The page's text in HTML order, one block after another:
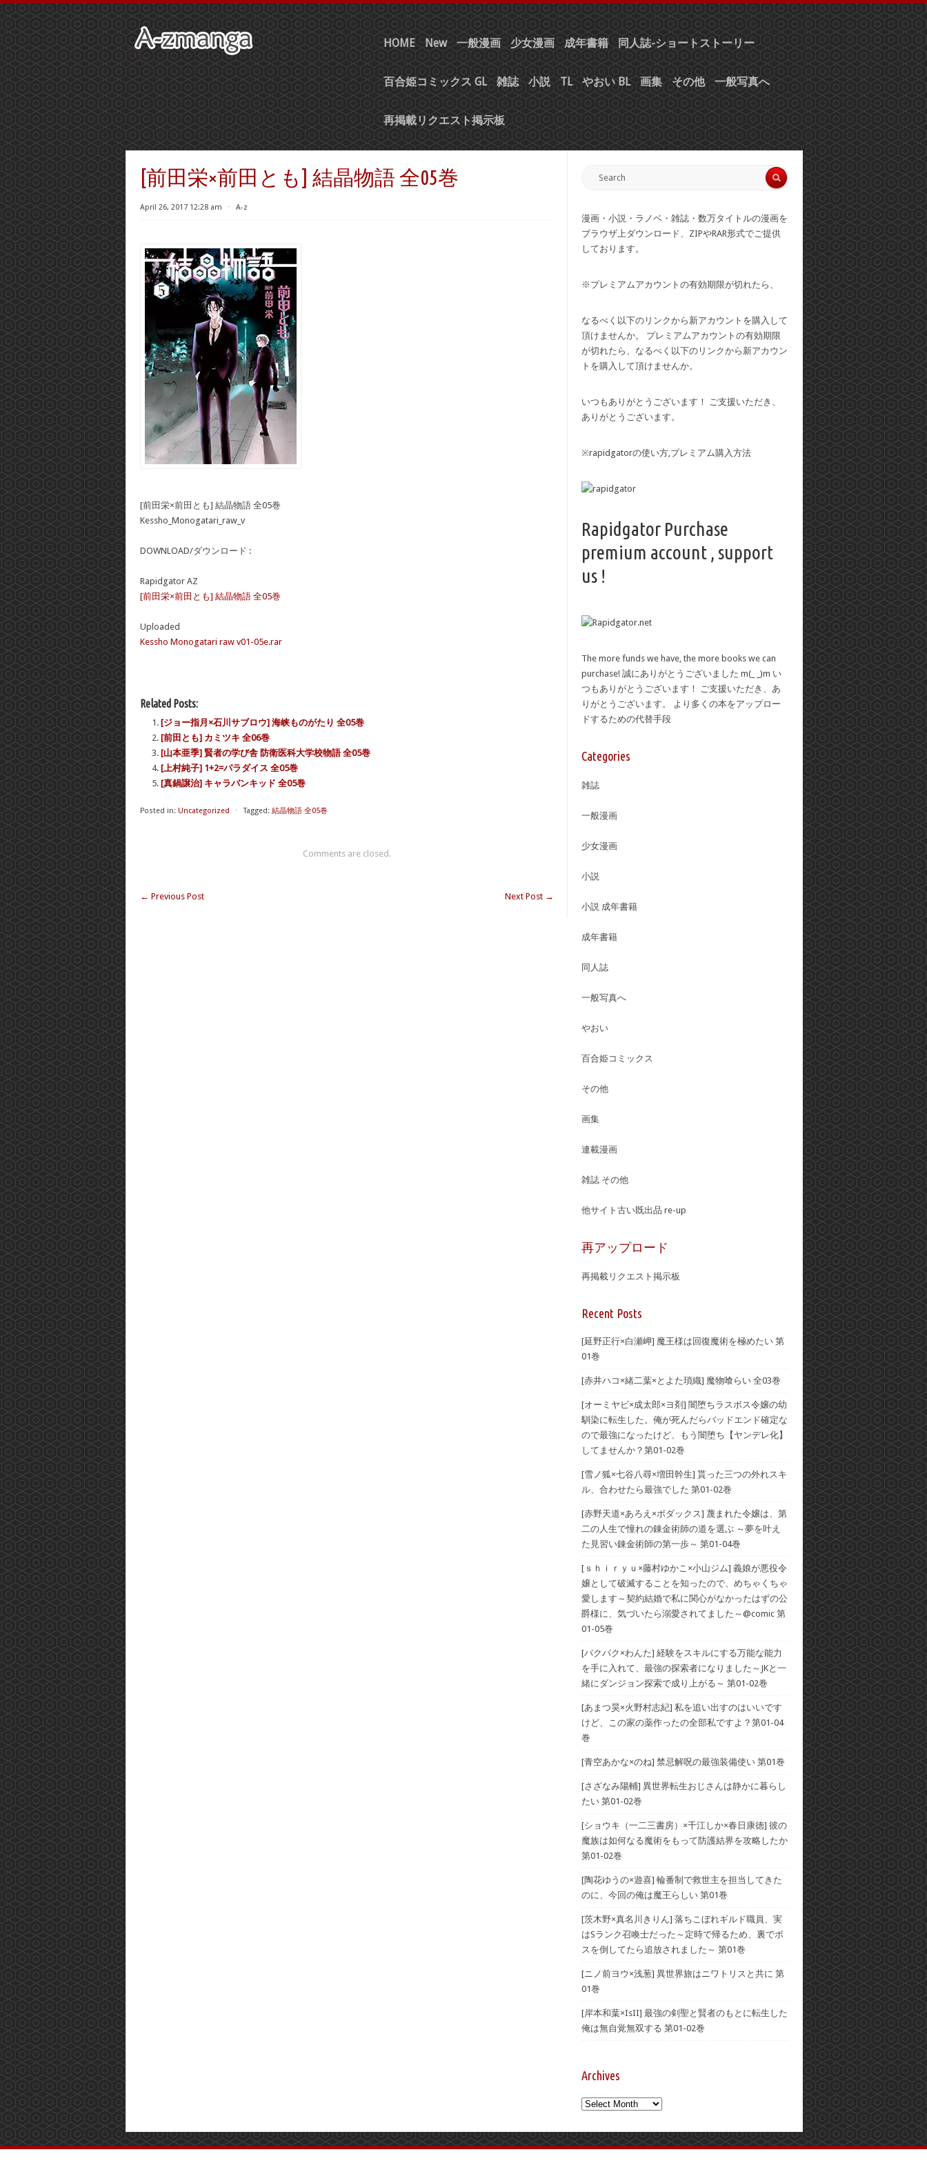
HOME New 一般漫画 少女漫画 成年書籍 同人誌-ショートストーリー
百合姫コミックス GL 雑誌 小説 TL やおい BL 画集 その他 一般写真へ
再掲載リクエスト掲示板
[前田栄×前田とも] 結晶物語 全05巻
April 26, 2017 12:28 am ⋅ A-z
[前田栄×前田とも] 結晶物語 全05巻
Kessho_Monogatari_raw_v
DOWNLOAD/ダウンロード :
Rapidgator AZ
[前田栄×前田とも] 結晶物語 全05巻
Uploaded
Kessho Monogatari raw v01-05e.rar
Related Posts:
[ジョー指月×石川サブロウ] 海峡ものがたり 全05巻
[前田とも] カミツキ 全06巻
[山本亜季] 賢者の学び舎 防衛医科大学校物語 全05巻
[上村純子] 1+2=パラダイス 全05巻
[真鍋譲治] キャラバンキッド 全05巻
Posted in: Uncategorized ⋅ Tagged: 結晶物語 全05巻
Comments are closed.
← Previous Post Next Post →
漫画・小説・ラノベ・雑誌・数万タイトルの漫画を
ブラウザ上ダウンロード、ZIPやRAR形式でご提供
しております。
※プレミアムアカウントの有効期限が切れたら、
なるべく以下のリンクから新アカウントを購入して
頂けませんか。 プレミアムアカウントの有効期限
が切れたら、なるべく以下のリンクから新アカウン
トを購入して頂けませんか。
いつもありがとうございます！ ご支援いただき、
ありがとうございます。
※rapidgatorの使い方,プレミアム購入方法
Rapidgator Purchase
premium account , support
us !
The more funds we have, the more books we can
purchase! 誠にありがとうございました m(_ _)m い
つもありがとうございます！ ご支援いただき、あ
りがとうございます。 より多くの本をアップロー
ドするための代替手段
Categories
雑誌
一般漫画
少女漫画
小説
小説 成年書籍
成年書籍
同人誌
一般写真へ
やおい
百合姫コミックス
その他
画集
連載漫画
雑誌 その他
他サイト古い既出品 re-up
再アップロード
再掲載リクエスト掲示板
Recent Posts
[延野正行×白瀬岬] 魔王様は回復魔術を極めたい 第
01巻
[赤井ハコ×緒二葉×とよた瑣織] 魔物喰らい 全03巻
[オーミヤビ×成太郎×ヨ剤] 闇堕ちラスボス令嬢の幼
馴染に転生した。俺が死んだらバッドエンド確定な
ので最強になったけど、もう闇堕ち【ヤンデレ化】
してませんか？第01-02巻
[雪ノ狐×七谷八尋×増田幹生] 貰った三つの外れスキ
ル、合わせたら最強でした 第01-02巻
[赤野天道×あろえ×ボダックス] 蔑まれた令嬢は、第
二の人生で憧れの錬金術師の道を選ぶ ～夢を叶え
た見習い錬金術師の第一歩～ 第01-04巻
[ｓｈｉｒｙｕ×藤村ゆかこ×小山ジム] 義娘が悪役令
嬢として破滅することを知ったので、めちゃくちゃ
愛します～契約結婚で私に関心がなかったはずの公
爵様に、気づいたら溺愛されてました～@comic 第
01-05巻
[パクパク×わんた] 経験をスキルにする万能な能力
を手に入れて、最強の探索者になりました～JKと一
緒にダンジョン探索で成り上がる～ 第01-02巻
[あまつ昊×火野村志紀] 私を追い出すのはいいです
けど、この家の薬作ったの全部私ですよ？第01-04
巻
[青空あかな×のね] 禁忌解呪の最強装備使い 第01巻
[さざなみ陽輔] 異世界転生おじさんは静かに暮らし
たい 第01-02巻
[ショウキ（一二三書房）×千江しか×春日康徳] 彼の
魔族は如何なる魔術をもって防護結界を攻略したか
第01-02巻
[陶花ゆうの×遊喜] 輪番制で救世主を担当してきた
のに、今回の俺は魔王らしい 第01巻
[茨木野×真名川きりん] 落ちこぼれギルド職員、実
はSランク召喚士だった～定時で帰るため、裏でボ
スを倒してたら追放されました～ 第01巻
[ニノ前ヨウ×浅葱] 異世界旅はニワトリスと共に 第
01巻
[岸本和葉×IsII] 最強の剣聖と賢者のもとに転生した
俺は無自覚無双する 第01-02巻
Archives
Archives